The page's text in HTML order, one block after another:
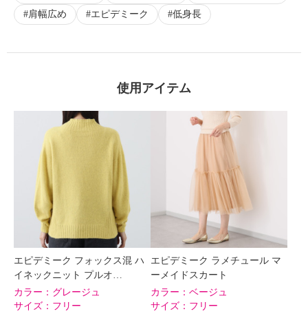
肩幅広め
エピデミーク 低身長
使用アイテム
エピデミーク フォックス混 ハ
イネックニット プルオ…
カラー： グレージュ
サイズ： フリー
エピデミーク ラメチュール マ
ーメイドスカート
カラー： ベージュ
サイズ： フリー